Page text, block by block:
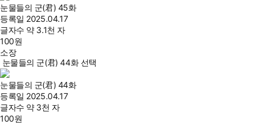
눈물들의 군(君) 45화
등록일 2025.04.17
글자수 약 3.1천 자
100원
소장
눈물들의 군(君) 44화 선택
눈물들의 군(君) 44화
등록일 2025.04.17
글자수 약 3천 자
100원